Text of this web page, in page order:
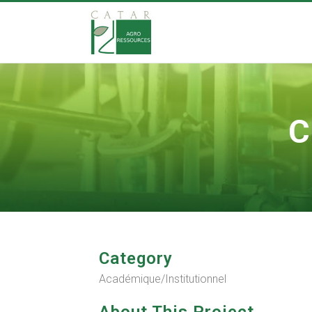
Category
Académique/Institutionnel